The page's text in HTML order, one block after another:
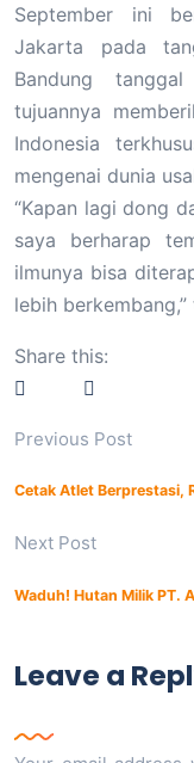
September ini
Jakarta pada
Bandung
tujuannya
Indonesia
mengenai dunia
“Kapan lagi dong
saya berharap
ilmunya bisa
lebih
Share this:
Previous Post
Cetak Atlet Berprestasi,
Next Post
Waduh! Hutan Milik PT.
Leave a